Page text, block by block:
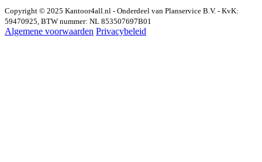
Copyright © 2025 Kantoor4all.nl - Onderdeel van Planservice B.V. - KvK:
59470925, BTW nummer: NL 853507697B01
Algemene voorwaarden Privacybeleid